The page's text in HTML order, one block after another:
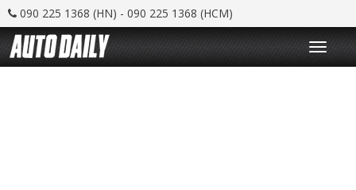
090 225 1368 (HN) - 090 225 1368 (HCM)
T
o
g